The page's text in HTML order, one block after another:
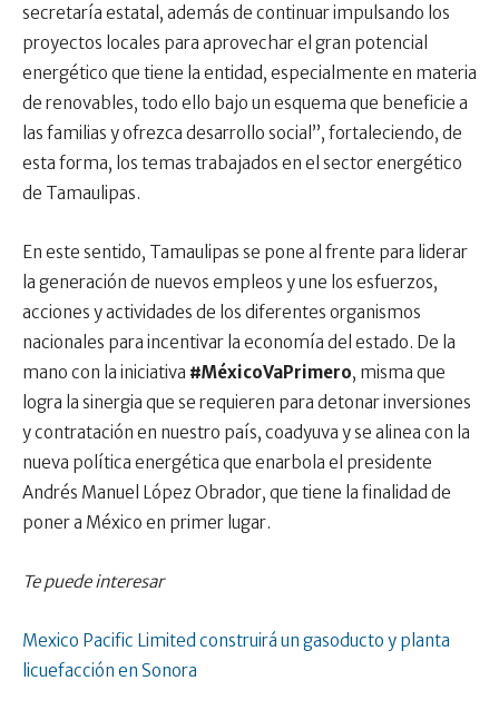
secretaría estatal, además de continuar impulsando los
proyectos locales para aprovechar el gran potencial
energético que tiene la entidad, especialmente en materia
de renovables, todo ello bajo un esquema que beneficie a
las familias y ofrezca desarrollo social”, fortaleciendo, de
esta forma, los temas trabajados en el sector energético
de Tamaulipas.
En este sentido, Tamaulipas se pone al frente para liderar
la generación de nuevos empleos y une los esfuerzos,
acciones y actividades de los diferentes organismos
nacionales para incentivar la economía del estado. De la
mano con la iniciativa #MéxicoVaPrimero, misma que
logra la sinergia que se requieren para detonar inversiones
y contratación en nuestro país, coadyuva y se alinea con la
nueva política energética que enarbola el presidente
Andrés Manuel López Obrador, que tiene la finalidad de
poner a México en primer lugar.
Te puede interesar
Mexico Pacific Limited construirá un gasoducto y planta
licuefacción en Sonora